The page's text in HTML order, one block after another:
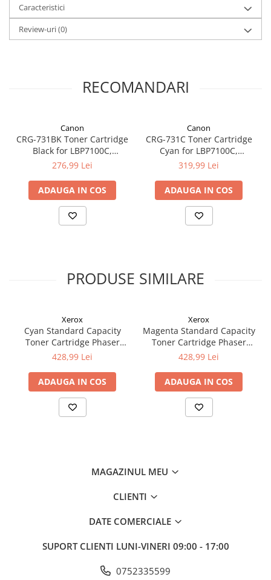
Caracteristici
Review-uri(0)
RECOMANDARI
Canon
CRG-731BK Toner Cartridge
Black for LBP7100C,
LBP7110C (1.400 pages
276,99 Lei
ADAUGA IN COS
Canon
CRG-731C Toner Cartridge
Cyan for LBP7100C,
LBP7110C (1.500 pages
319,99 Lei
ADAUGA IN COS
PRODUSE SIMILARE
Xerox
Cyan Standard Capacity
Toner Cartridge Phaser
6510/WorkCentre 6515
428,99 Lei
ADAUGA IN COS
Xerox
Magenta Standard Capacity
Toner Cartridge Phaser
6510/WorkCentre 6515
428,99 Lei
ADAUGA IN COS
MAGAZINUL MEU
CLIENTI
DATE COMERCIALE
SUPORT CLIENTI LUNI-VINERI 09:00 - 17:00
0752335599